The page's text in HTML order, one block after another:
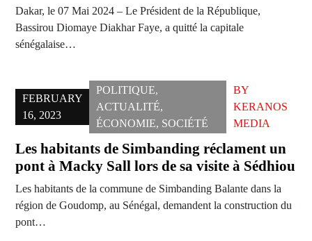
Dakar, le 07 Mai 2024 – Le Président de la République,
Bassirou Diomaye Diakhar Faye, a quitté la capitale
sénégalaise…
FEBRUARY
16, 2023
POLITIQUE,
ACTUALITÉ,
ÉCONOMIE, SOCIÉTÉ
BY
KERANOS
MEDIA
Les habitants de Simbanding réclament un
pont à Macky Sall lors de sa visite à Sédhiou
Les habitants de la commune de Simbanding Balante dans la
région de Goudomp, au Sénégal, demandent la construction du
pont…